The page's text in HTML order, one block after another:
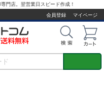
門店。翌営業日スピード作成！
会員登録
マイページ